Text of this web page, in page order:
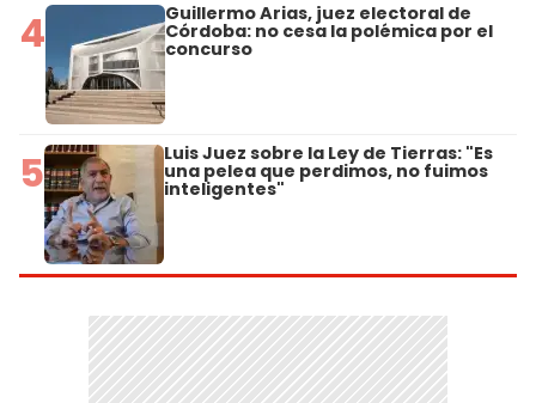
4 Guillermo Arias, juez electoral de
Córdoba: no cesa la polémica por el
concurso
5 Luis Juez sobre la Ley de Tierras: "Es
una pelea que perdimos, no fuimos
inteligentes"